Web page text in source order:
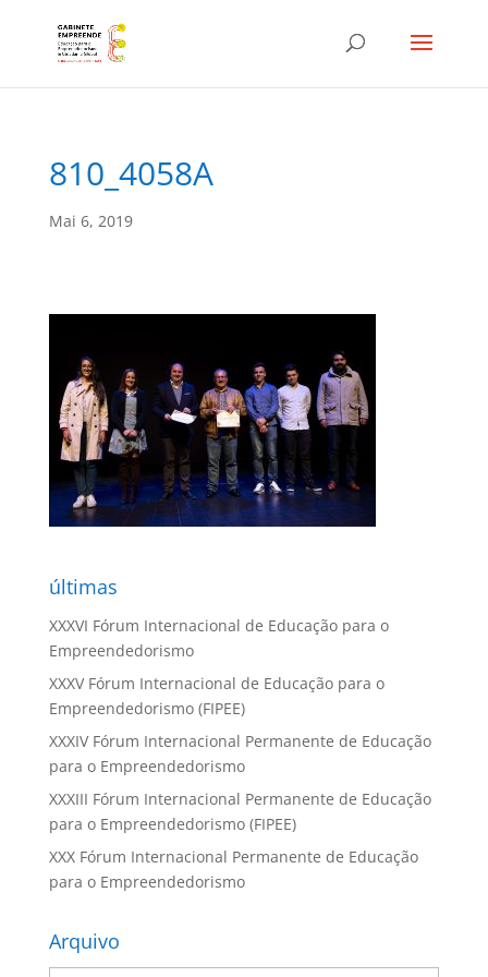
810_4058A
Mai 6, 2019
últimas
XXXVI Fórum Internacional de Educação para o
Empreendedorismo
XXXV Fórum Internacional de Educação para o
Empreendedorismo (FIPEE)
XXXIV Fórum Internacional Permanente de Educação
para o Empreendedorismo
XXXIII Fórum Internacional Permanente de Educação
para o Empreendedorismo (FIPEE)
XXX Fórum Internacional Permanente de Educação
para o Empreendedorismo
Arquivo